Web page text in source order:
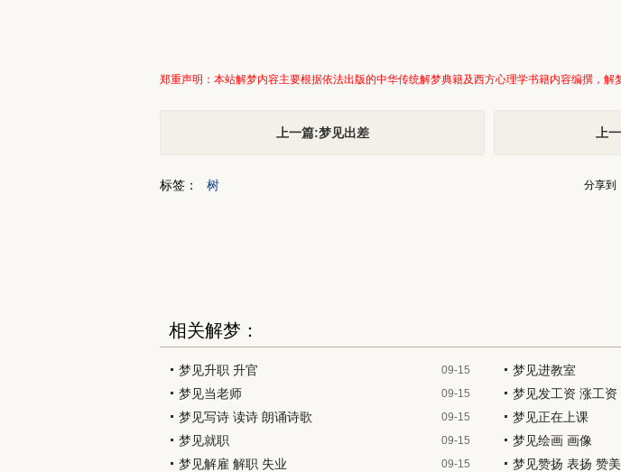
郑重声明：本站解梦内容主要根据依法出版的中华传统解梦典籍及西方心理学书籍内容编撰，解
上一篇:梦见出差 上
标签： 树 分享到
相关解梦：
梦见升职 升官 09-15 梦见进教室
梦见当老师 09-15 梦见发工资 涨工资
梦见写诗 读诗 朗诵诗歌 09-15 梦见正在上课
梦见就职 09-15 梦见绘画 画像
梦见解雇 解职 失业 09-15 梦见赞扬 表扬 赞美